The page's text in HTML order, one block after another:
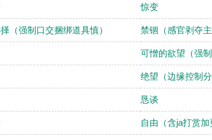
惊变
（强制口交捆绑道具慎） 禁锢（感官剥夺主
可憎的欲望（强制
绝望（边缘控制
恳谈
自由（含ja打赏加